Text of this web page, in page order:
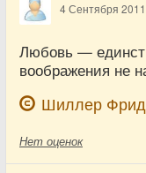
4 Сентября 2011
Любовь —
воображения не
Шиллер
Нет оценок